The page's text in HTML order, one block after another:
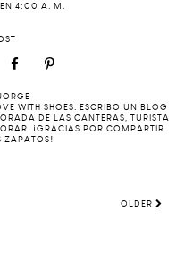
EN 4:00 A. M.
WITH SHOES. ESCRIBO UN BLOG
DE LAS CANTERAS, TURISTA
¡GRACIAS POR COMPARTIR
ZAPATOS!
OLDER